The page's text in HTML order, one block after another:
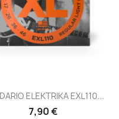
ELEKTRIKA EXL110...
7,90 €